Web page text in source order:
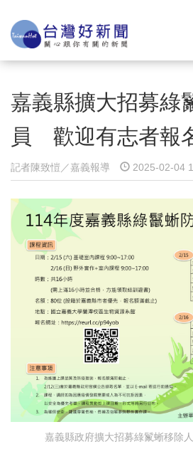
嘉義縣擴大招募綠
員 歡迎有志者報
記者陳致愷／嘉義報導 2025-02-04
嘉義縣政府擴大招募綠鬣蜥移除